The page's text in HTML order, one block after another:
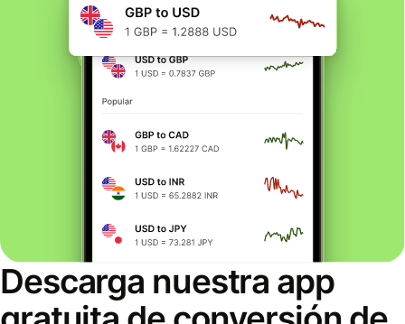
Descarga nuestra app